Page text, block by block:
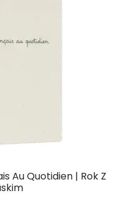
Au Quotidien | Rok Z